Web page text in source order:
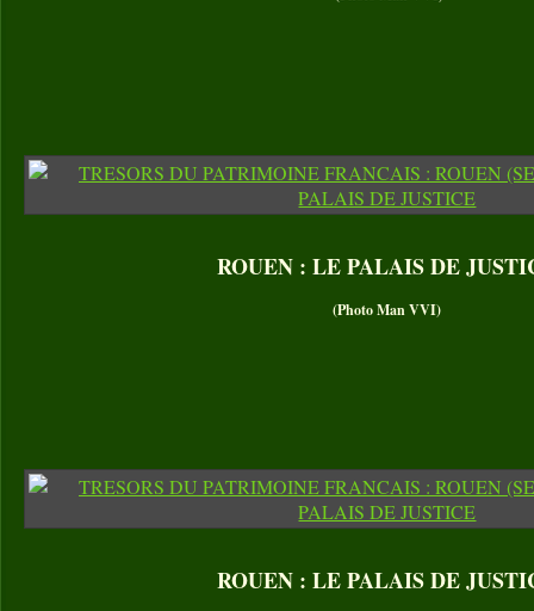
ROUEN : LE PALAIS DE
(Photo Man VVI)
ROUEN : LE PALAIS DE